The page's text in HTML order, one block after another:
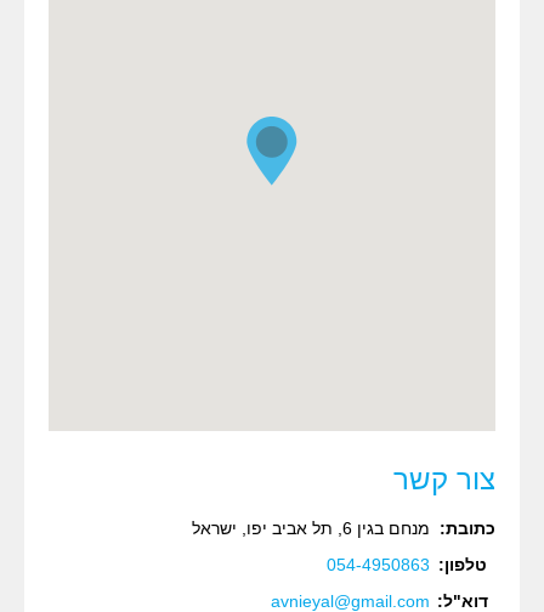
צור קשר
כתובת: מנחם בגין 6, תל אביב יפו, ישראל‏
טלפון: 054-4950863‏‏
דוא"ל: avnieyal@gmail.com